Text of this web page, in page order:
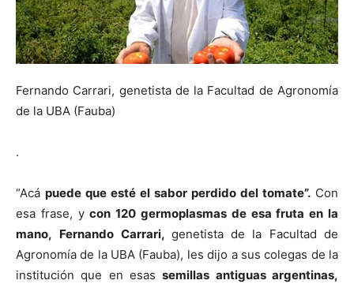
Fernando Carrari, genetista de la Facultad de Agronomía
de la UBA (Fauba)
.
“Acá puede que esté el sabor perdido del tomate”. Con
esa frase, ycon 120 germoplasmas de esa fruta en la
mano, Fernando Carrari, genetista de la Facultad de
Agronomía de la UBA (Fauba), les dijo a sus colegas de la
institución que en esassemillas antiguas argentinas,